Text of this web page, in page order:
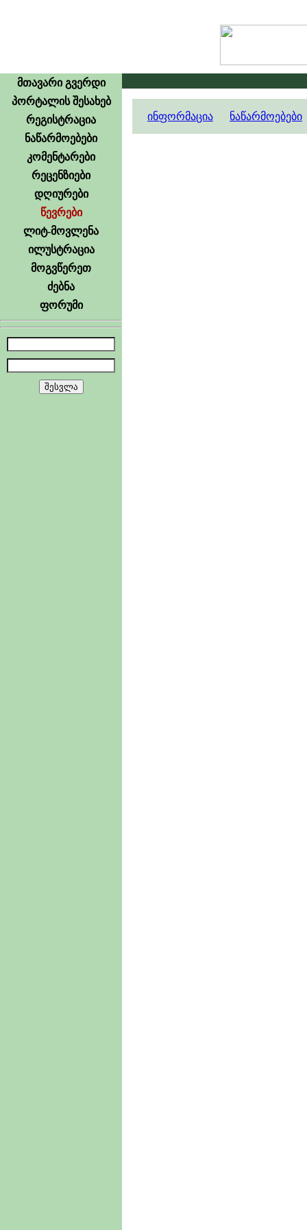
მთავარი გვერდი
პორტალის შესახებ
რეგისტრაცია
ნაწარმოებები
კომენტარები
რეცენზიები
დღიურები
წევრები
ლიტ-მოვლენა
ილუსტრაცია
მოგვწერეთ
ძებნა
ფორუმი
ინფორმაცია ნაწარმოებები